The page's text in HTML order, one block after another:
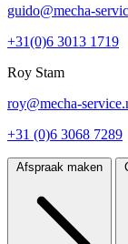
guido@mecha-
+31(0)6 3013 1719
Roy Stam
roy@mecha-
+31 (0)6 3068 7289
Afspraak maken